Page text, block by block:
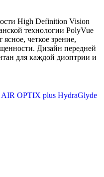
High Definition Vision
технологии PolyVue
четкое зрение,
Дизайн передней
для каждой диоптрии и